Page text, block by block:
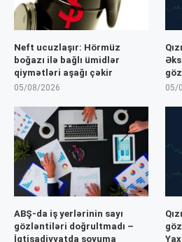
Neft ucuzlaşır: Hörmüz
boğazı ilə bağlı ümidlər
qiymətləri aşağı çəkir
05/08/2026 05/
ABŞ-da iş yerlərinin sayı
gözləntiləri doğrultmadı –
İqtisadiyyatda soyuma